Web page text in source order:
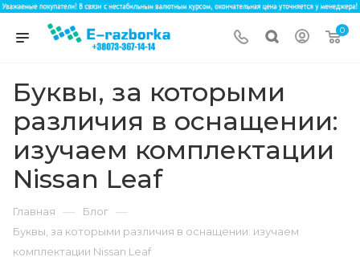
0
Буквы, за которыми
различия в оснащении:
изучаем комплектации
Nissan Leaf
Главная — Блог —
Буквы, за которыми различия в оснащении: изучаем
комплектации Nissan Leaf